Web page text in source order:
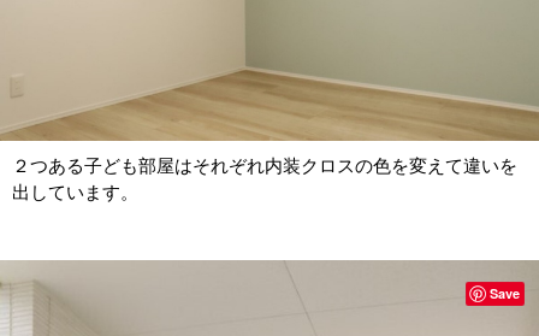
２つある子ども部屋はそれぞれ内装クロスの色を変えて違いを
出しています。
Save